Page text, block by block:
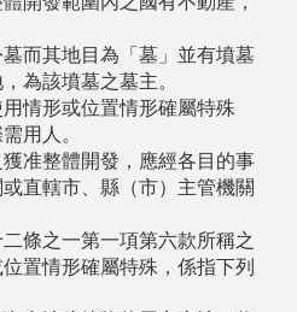
而其地目為「墓」並有墳墓
為該墳墓之墓主。
情形或位置情形確屬特殊
用人。
准整體開發，應經各目的事
直轄市、縣（市）主管機關
條之一第一項第六款所稱之
置情形確屬特殊，係指下列